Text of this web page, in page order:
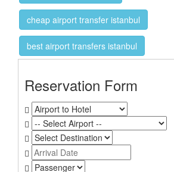
cheap airport transfer istanbul
best airport transfers istanbul
Reservation Form